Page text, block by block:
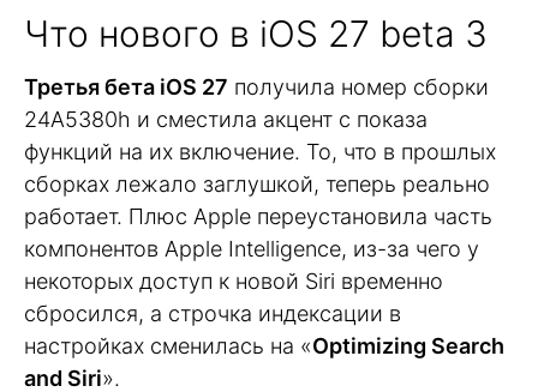
Что нового в iOS 27 beta 3
Третья бета iOS 27 получила номер сборки
24A5380h и сместила акцент с показа
функций на их включение. То, что в прошлых
сборках лежало заглушкой, теперь реально
работает. Плюс Apple переустановила часть
компонентов Apple Intelligence, из-за чего у
некоторых доступ к новой Siri временно
сбросился, а строчка индексации в
настройках сменилась на «Optimizing Search
and Siri».